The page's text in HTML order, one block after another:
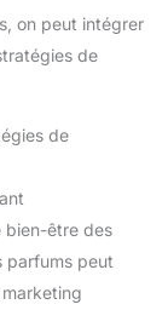
on peut intégrer
de
de
bien-être des
parfums peut